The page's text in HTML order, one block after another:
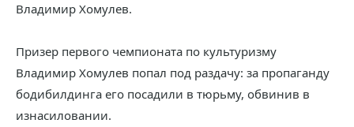
Владимир Хомулев.
Призер первого чемпионата по культуризму
Владимир Хомулев попал под раздачу: за пропаганду
бодибилдинга его посадили в тюрьму, обвинив в
изнасиловании.